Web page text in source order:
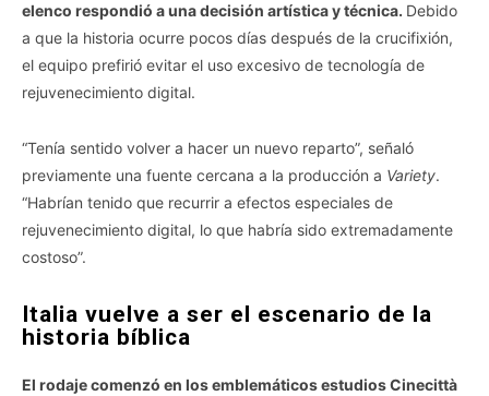
elenco respondió a una decisión artística y técnica. Debido
a que la historia ocurre pocos días después de la crucifixión,
el equipo prefirió evitar el uso excesivo de tecnología de
rejuvenecimiento digital.
“Tenía sentido volver a hacer un nuevo reparto”, señaló
previamente una fuente cercana a la producción a Variety.
“Habrían tenido que recurrir a efectos especiales de
rejuvenecimiento digital, lo que habría sido extremadamente
costoso”.
Italia vuelve a ser el escenario de la
historia bíblica
El rodaje comenzó en los emblemáticos estudios Cinecittà